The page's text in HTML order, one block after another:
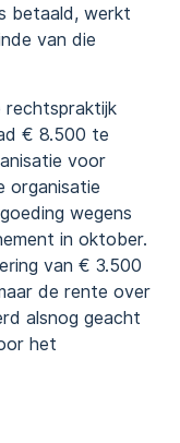
betaald, werkt
van die
rechtspraktijk
€ 8.500 te
voor
organisatie
wegens
in oktober.
van € 3.500
de rente over
alsnog geacht
het